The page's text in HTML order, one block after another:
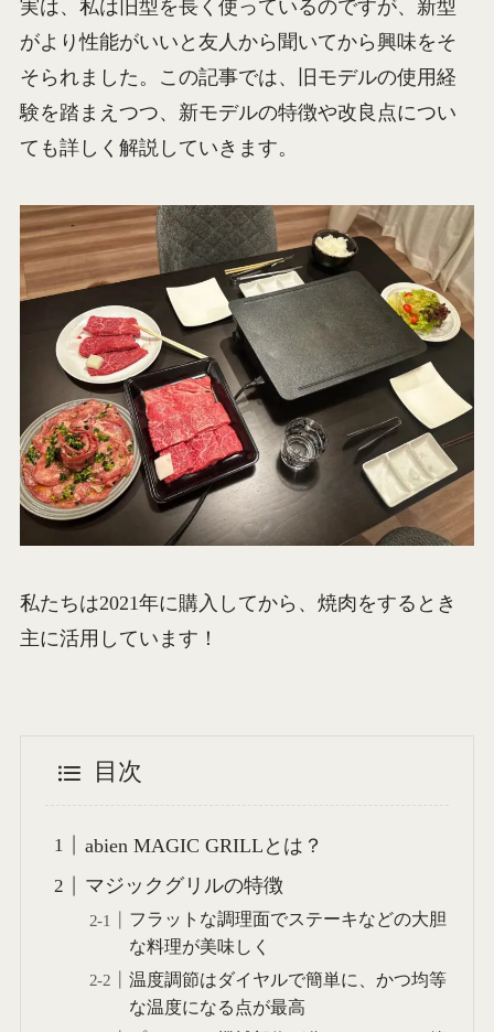
実は、私は旧型を長く使っているのですが、新型
がより性能がいいと友人から聞いてから興味をそ
そられました。この記事では、旧モデルの使用経
験を踏まえつつ、新モデルの特徴や改良点につい
ても詳しく解説していきます。
私たちは2021年に購入してから、焼肉をするとき
主に活用しています！
目次
abien MAGIC GRILLとは？
マジックグリルの特徴
フラットな調理面でステーキなどの大胆
な料理が美味しく
温度調節はダイヤルで簡単に、かつ均等
な温度になる点が最高